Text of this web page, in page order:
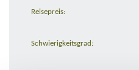
Reisepreis:
Schwierigkeitsgrad: